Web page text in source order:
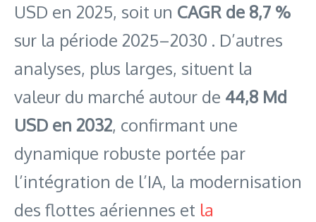
USD en 2025, soit un CAGR de 8,7 %
sur la période 2025–2030 . D’autres
analyses, plus larges, situent la
valeur du marché autour de 44,8 Md
USD en 2032, confirmant une
dynamique robuste portée par
l’intégration de l’IA, la modernisation
des flottes aériennes et la